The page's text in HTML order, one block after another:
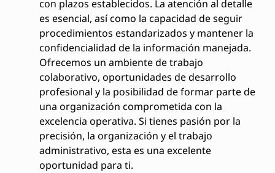
con plazos establecidos. La atención al detalle
es esencial, así como la capacidad de seguir
procedimientos estandarizados y mantener la
confidencialidad de la información manejada.
Ofrecemos un ambiente de trabajo
colaborativo, oportunidades de desarrollo
profesional y la posibilidad de formar parte de
una organización comprometida con la
excelencia operativa. Si tienes pasión por la
precisión, la organización y el trabajo
administrativo, esta es una excelente
oportunidad para ti.